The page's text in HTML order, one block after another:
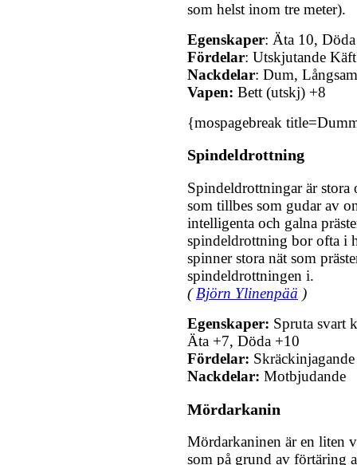
som helst inom tre meter).
Egenskaper: Äta 10,
Fördelar: Utskjutande Käft
Nackdelar: Dum, Långsam
Vapen: Bett (utskj) +8
{mospagebreak
Spindeldrottning
Spindeldrottningar är
som tillbes som gudar av
intelligenta och galna
spindeldrottning bor ofta i
spinner stora nät som
spindeldrottningen i.
(Björn Ylinenpää )
Egenskaper: Spruta svart
Äta +7, Döda +10
Fördelar: Skräckinjagande
Nackdelar: Motbjudande
Mördarkanin
Mördarkaninen är en liten
som på grund av förtäring